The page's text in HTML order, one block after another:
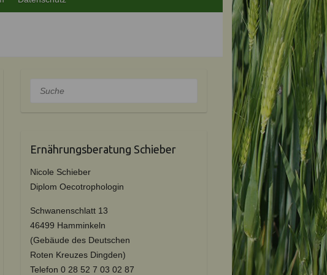
Suche
Ernährungsberatung Schieber
Nicole Schieber
Diplom Oecotrophologin
Schwanenschlatt 13
46499 Hamminkeln
(Gebäude des Deutschen
Roten Kreuzes Dingden)
Telefon 0 28 52 7 03 02 87